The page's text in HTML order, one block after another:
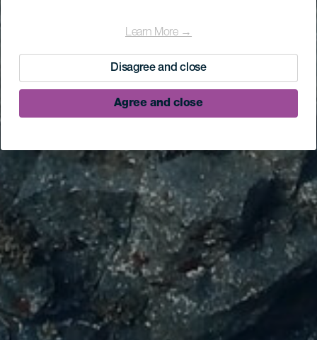
Learn More →
Disagree and close
Agree and close